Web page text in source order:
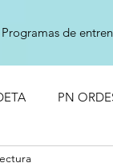
Programas de
PN